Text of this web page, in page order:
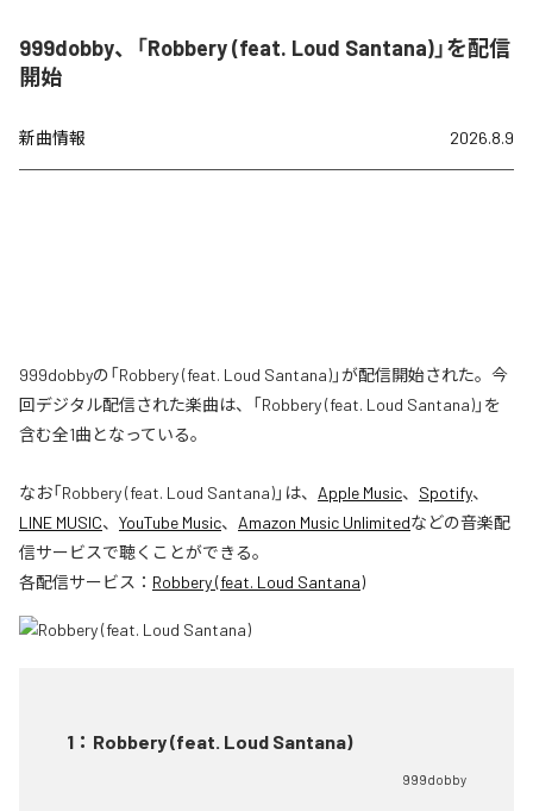
999dobby、「Robbery (feat. Loud Santana)」を配信
開始
新曲情報 2026.8.9
999dobbyの「Robbery (feat. Loud Santana)」が配信開始された。今
回デジタル配信された楽曲は、「Robbery (feat. Loud Santana)」を
含む全1曲となっている。
なお「Robbery (feat. Loud Santana)」は、 Apple Music、 Spotify、
LINE MUSIC、 YouTube Music、 Amazon Music Unlimitedなどの音楽配
信サービスで聴くことができる。
各配信サービス： Robbery (feat. Loud Santana)
1 ： Robbery (feat. Loud Santana)
999dobby